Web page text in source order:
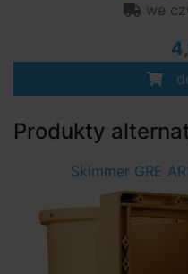
we
Produkty
Skimmer GRE